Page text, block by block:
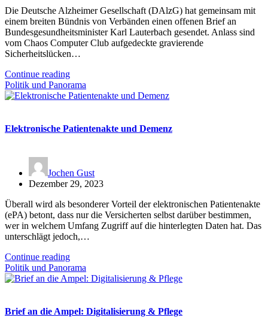
Die Deutsche Alzheimer Gesellschaft (DAlzG) hat gemeinsam mit
einem breiten Bündnis von Verbänden einen offenen Brief an
Bundesgesundheitsminister Karl Lauterbach gesendet. Anlass sind
vom Chaos Computer Club aufgedeckte gravierende
Sicherheitslücken…
Continue reading
Politik und Panorama
Elektronische Patientenakte und Demenz
Jochen Gust
Dezember 29, 2023
Überall wird als besonderer Vorteil der elektronischen Patientenakte
(ePA) betont, dass nur die Versicherten selbst darüber bestimmen,
wer in welchem Umfang Zugriff auf die hinterlegten Daten hat. Das
unterschlägt jedoch,…
Continue reading
Politik und Panorama
Brief an die Ampel: Digitalisierung & Pflege